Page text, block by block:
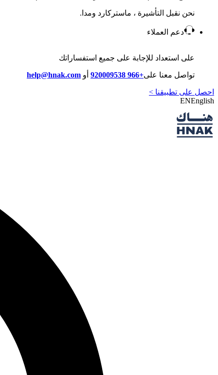
نحن نقبل التأشيرة ، ماستركارد ومدا.
دعم العملاء
على استعداد للإجابة على جميع استفساراتك
تواصل معنا على+966 920009538 أو help@hnak.com
احصل على تطبيقنا >
ENEnglish